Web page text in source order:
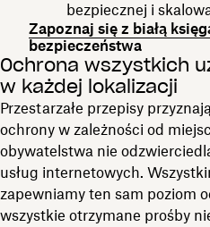
bezpiecznej i
Zapoznaj się z białą
bezpieczeństwa
Ochrona wszystkich
w każdej lokalizacji
Przestarzałe przepisy
ochrony w zależności od
obywatelstwa nie
usług internetowych.
zapewniamy ten sam poziom
wszystkie otrzymane prośby